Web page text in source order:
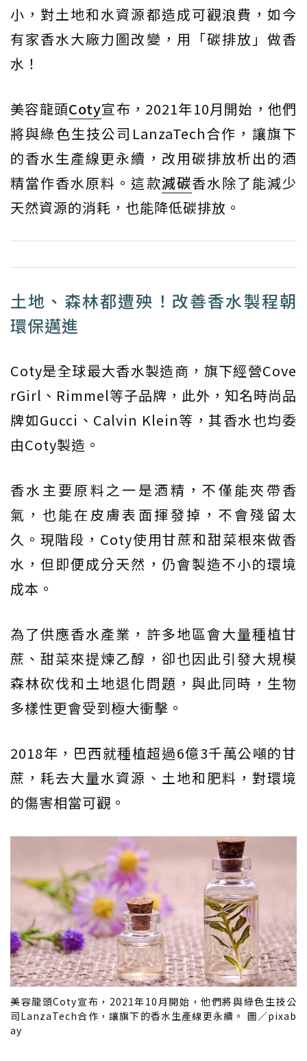
小，對土地和水資源都造成可觀浪費，如今
有家香水大廠力圖改變，用「碳排放」做香
水！
美容龍頭Coty宣布，2021年10月開始，他們
將與綠色生技公司LanzaTech合作，讓旗下
的香水生產線更永續，改用碳排放析出的酒
精當作香水原料。這款減碳香水除了能減少
天然資源的消耗，也能降低碳排放。
土地、森林都遭殃！改善香水製程朝
環保邁進
Coty是全球最大香水製造商，旗下經營Cove
rGirl、Rimmel等子品牌，此外，知名時尚品
牌如Gucci、Calvin Klein等，其香水也均委
由Coty製造。
香水主要原料之一是酒精，不僅能夾帶香
氣，也能在皮膚表面揮發掉，不會殘留太
久。現階段，Coty使用甘蔗和甜菜根來做香
水，但即便成分天然，仍會製造不小的環境
成本。
為了供應香水產業，許多地區會大量種植甘
蔗、甜菜來提煉乙醇，卻也因此引發大規模
森林砍伐和土地退化問題，與此同時，生物
多樣性更會受到極大衝擊。
2018年，巴西就種植超過6億3千萬公噸的甘
蔗，耗去大量水資源、土地和肥料，對環境
的傷害相當可觀。
美容龍頭Coty宣布，2021年10月開始，他們將與綠色生技公
司LanzaTech合作，讓旗下的香水生產線更永續。 圖／pixab
ay